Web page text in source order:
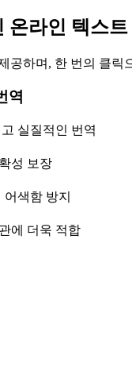
온라인 텍스트
공하며, 한 번의 클릭
역
실질적인 번역
성 보장
색함 방지
에 더욱 적합